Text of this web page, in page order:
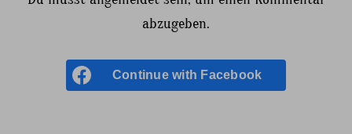
abzugeben.
Continue with Facebook